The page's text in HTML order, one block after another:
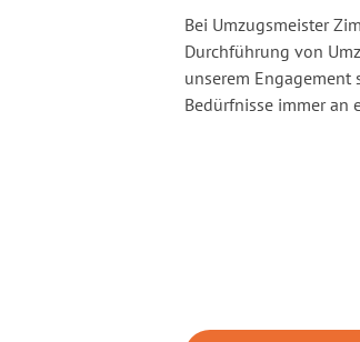
Bei Umzugsmeister
Durchführung von
unserem Engagement
Bedürfnisse immer an